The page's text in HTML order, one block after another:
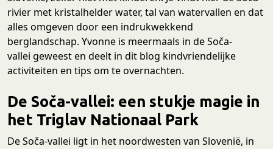
rivier met kristalhelder water, tal van watervallen en dat
alles omgeven door een indrukwekkend
berglandschap. Yvonne is meermaals in de Soča-
vallei geweest en deelt in dit blog kindvriendelijke
activiteiten en tips om te overnachten.
De Soča-vallei: een stukje magie in
het Triglav Nationaal Park
De Soča-vallei ligt in het noordwesten van Slovenië, in